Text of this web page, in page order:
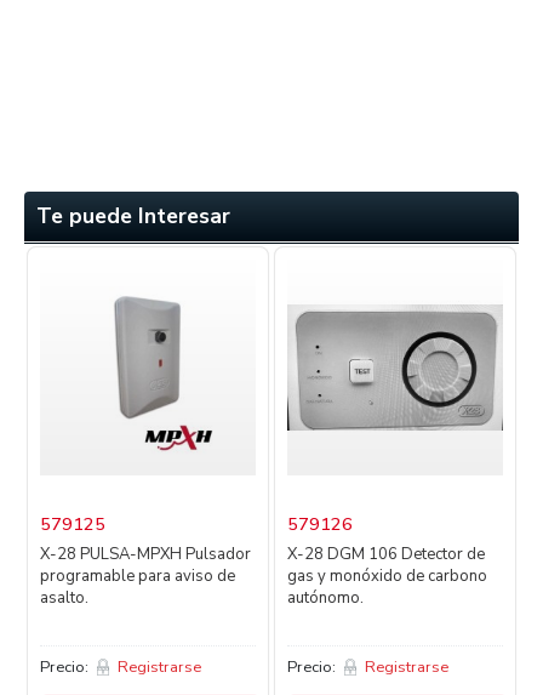
Te puede Interesar
579125
X-28 PULSA-MPXH Pulsador
programable para aviso de
asalto.
Precio: Registrarse
579126
X-28 DGM 106 Detector de
gas y monóxido de carbono
autónomo.
Precio: Registrarse